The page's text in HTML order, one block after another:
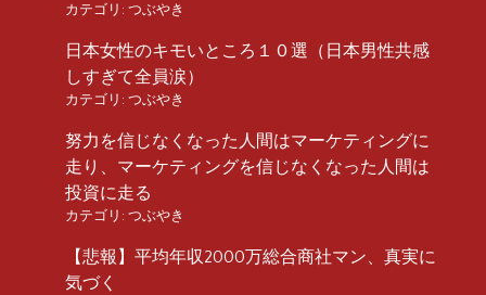
カテゴリ: つぶやき
日本女性のキモいところ１０選（日本男性共感
しすぎて全員涙）
カテゴリ: つぶやき
努力を信じなくなった人間はマーケティングに
走り、マーケティングを信じなくなった人間は
投資に走る
カテゴリ: つぶやき
【悲報】平均年収2000万総合商社マン、真実に
気づく